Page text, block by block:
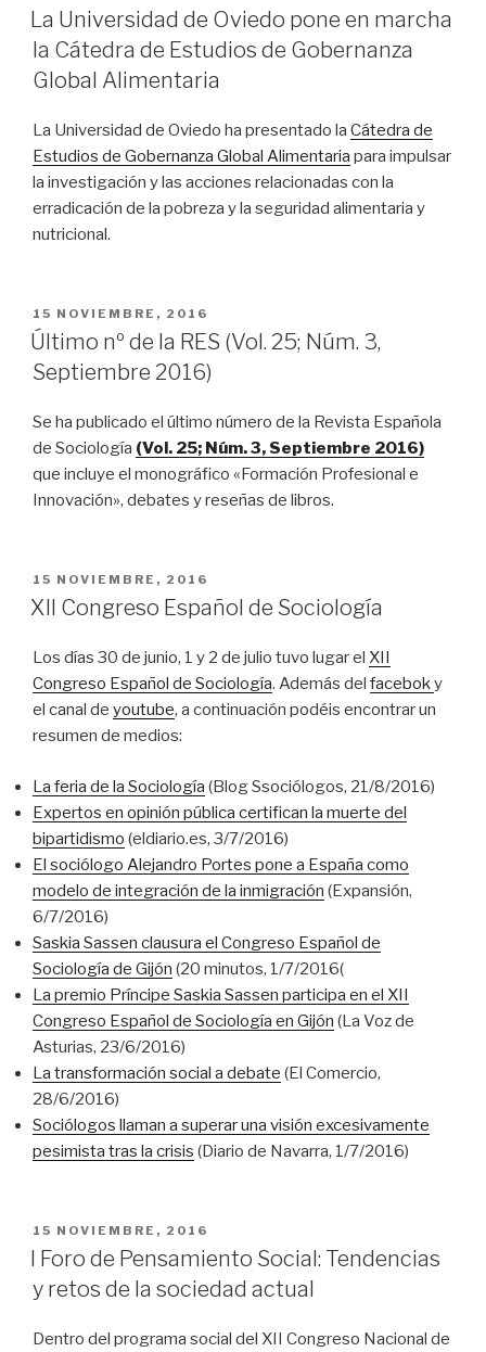
EL
La Universidad de Oviedo pone en marcha
la Cátedra de Estudios de Gobernanza
Global Alimentaria
La Universidad de Oviedo ha presentado la Cátedra de
Estudios de Gobernanza Global Alimentaria para impulsar
la investigación y las acciones relacionadas con la
erradicación de la pobreza y la seguridad alimentaria y
nutricional.
PUBLICADO
EL
15 NOVIEMBRE, 2016
Último nº de la RES (Vol. 25; Núm. 3,
Septiembre 2016)
Se ha publicado el último número de la Revista Española
de Sociología (Vol. 25; Núm. 3, Septiembre 2016)
que incluye el monográfico «Formación Profesional e
Innovación», debates y reseñas de libros.
PUBLICADO
EL
15 NOVIEMBRE, 2016
XII Congreso Español de Sociología
Los días 30 de junio, 1 y 2 de julio tuvo lugar el XII
Congreso Español de Sociología. Además del faceboky
el canal de youtube, a continuación podéis encontrar un
resumen de medios:
La feria de la Sociología (Blog Ssociólogos, 21/8/2016)
Expertos en opinión pública certifican la muerte del
bipartidismo (eldiario.es, 3/7/2016)
El sociólogo Alejandro Portes pone a España como
modelo de integración de la inmigración (Expansión,
6/7/2016)
Saskia Sassen clausura el Congreso Español de
Sociología de Gijón (20 minutos, 1/7/2016(
La premio Príncipe Saskia Sassen participa en el XII
Congreso Español de Sociología en Gijón (La Voz de
Asturias, 23/6/2016)
La transformación social a debate (El Comercio,
28/6/2016)
Sociólogos llaman a superar una visión excesivamente
pesimista tras la crisis (Diario de Navarra, 1/7/2016)
PUBLICADO
EL
15 NOVIEMBRE, 2016
I Foro de Pensamiento Social: Tendencias
y retos de la sociedad actual
Dentro del programa social del XII Congreso Nacional de